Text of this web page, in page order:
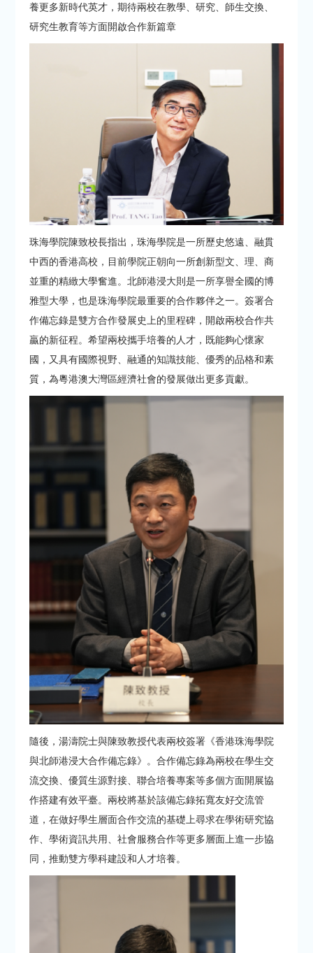
養更多新時代英才，期待兩校在教學、研究、師生交換、
研究生教育等方面開啟合作新篇章
珠海學院陳致校長指出，珠海學院是一所歷史悠遠、融貫
中西的香港高校，目前學院正朝向一所創新型文、理、商
並重的精緻大學奮進。北師港浸大則是一所享譽全國的博
雅型大學，也是珠海學院最重要的合作夥伴之一。簽署合
作備忘錄是雙方合作發展史上的里程碑，開啟兩校合作共
贏的新征程。希望兩校攜手培養的人才，既能夠心懷家
國，又具有國際視野、融通的知識技能、優秀的品格和素
質，為粵港澳大灣區經濟社會的發展做出更多貢獻。
隨後，湯濤院士與陳致教授代表兩校簽署《香港珠海學院
與北師港浸大合作備忘錄》。合作備忘錄為兩校在學生交
流交換、優質生源對接、聯合培養專案等多個方面開展協
作搭建有效平臺。兩校將基於該備忘錄拓寬友好交流管
道，在做好學生層面合作交流的基礎上尋求在學術研究協
作、學術資訊共用、社會服務合作等更多層面上進一步協
同，推動雙方學科建設和人才培養。